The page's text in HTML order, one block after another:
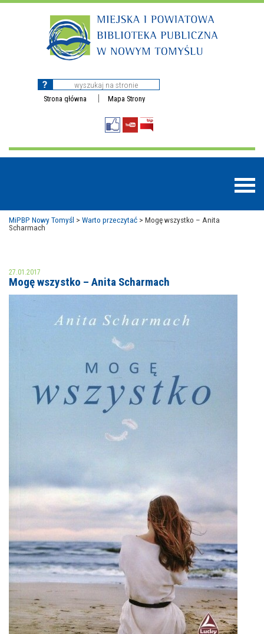
Strona główna Mapa Strony
MOJE KONTO
NAJBLIŻSZE WYDARZENIA
WYDARZENIA BIEŻĄCE
WYDARZYŁO SIĘ
STREFA WIEDZY O REGIONIE
STREFA KOLORU
E-INFORMATOR
O NAS
MiPBP Nowy Tomyśl > Warto przeczytać > Mogę wszystko – Anita
Scharmach
27.01.2017
Mogę wszystko – Anita Scharmach